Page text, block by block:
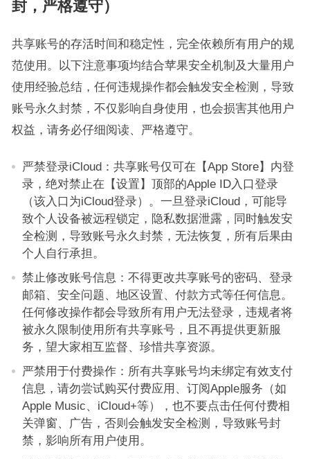
封，严格遵守）
共享账号的存活时间和稳定性，完全依赖所有用户的规
范使用。以下注意事项均结合苹果安全机制及大量用户
使用经验总结，任何违规操作都会触发安全检测，导致
账号永久封禁，不仅影响自身使用，也会损害其他用户
权益，请务必仔细阅读、严格遵守。
严禁登录iCloud：共享账号仅可在【App Store】内登
录，绝对禁止在【设置】顶部的Apple ID入口登录
（该入口为iCloud登录）。一旦登录iCloud，可能导
致个人设备被远程锁定，隐私数据泄露，同时触发安
全检测，导致账号永久封禁，无法恢复，所有后果由
个人自行承担。
禁止修改账号信息：不得更改共享账号的密码、登录
邮箱、安全问题、地区设置、付款方式等任何信息。
任何修改操作都会导致所有用户无法登录，违规者将
被永久限制使用所有共享账号，且不再提供更新服
务，望大家相互监督、珍惜共享资源。
严禁用于付费操作：所有共享账号均未绑定有效支付
信息，请勿尝试购买付费应用、订阅Apple服务（如
Apple Music、iCloud+等），也不要点击任何付费相
关弹窗、广告，否则会触发安全检测，导致账号封
禁，影响所有用户使用。